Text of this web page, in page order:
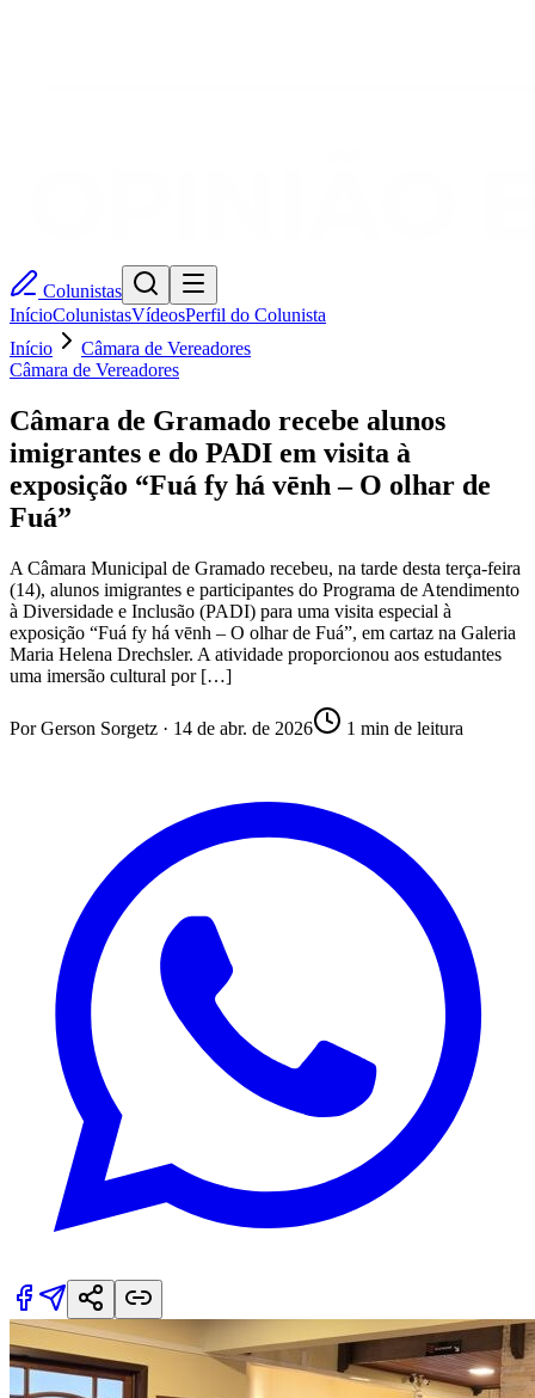
Colunistas
InícioColunistasVídeosPerfil do Colunista
Início
Câmara de Vereadores
Câmara de Vereadores
Câmara de Gramado recebe alunos
imigrantes e do PADI em visita à
exposição “Fuá fy há vēnh – O olhar de
Fuá”
A Câmara Municipal de Gramado recebeu, na tarde desta terça-feira
(14), alunos imigrantes e participantes do Programa de Atendimento
à Diversidade e Inclusão (PADI) para uma visita especial à
exposição “Fuá fy há vēnh – O olhar de Fuá”, em cartaz na Galeria
Maria Helena Drechsler. A atividade proporcionou aos estudantes
uma imersão cultural por […]
PorGerson Sorgetz · 14 de abr. de 2026 1 min de leitura